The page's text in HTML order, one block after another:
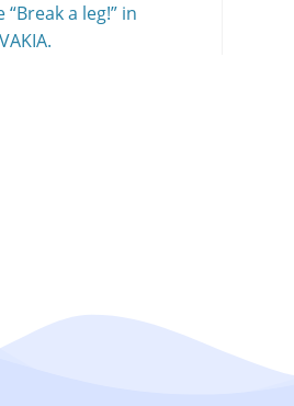
a leg!” in